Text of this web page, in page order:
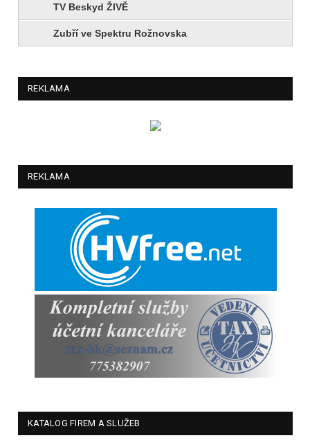
TV Beskyd ŽIVĚ
Zubří ve Spektru Rožnovska
REKLAMA
REKLAMA
KATALOG FIREM A SLUŽEB